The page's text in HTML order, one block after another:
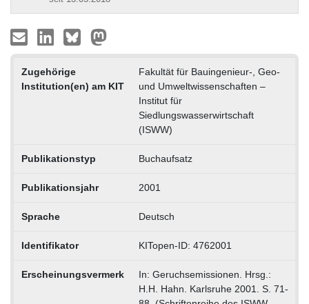
Zugehörige
Institution(en) am KIT
Fakultät für Bauingenieur-, Geo-
und Umweltwissenschaften –
Institut für
Siedlungswasserwirtschaft
(ISWW)
Publikationstyp Buchaufsatz
Publikationsjahr 2001
Sprache Deutsch
Identifikator KITopen-ID: 4762001
Erscheinungsvermerk
In: Geruchsemissionen. Hrsg.:
H.H. Hahn. Karlsruhe 2001. S. 71-